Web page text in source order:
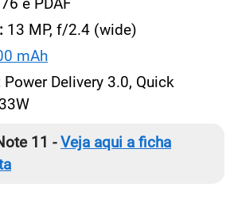
13 MP, f/2.4 (wide)
mAh
Power Delivery 3.0, Quick
11 -Veja aqui a ficha